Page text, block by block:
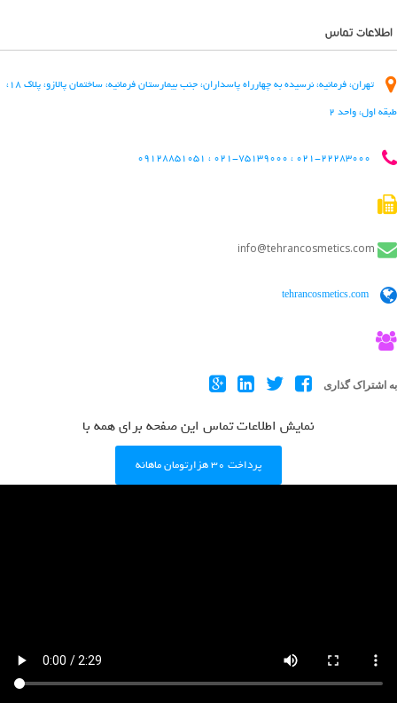
روانشناسان و روانپزشکان
لیست قیمت ها
ورود اعضا
اطلاعات تماس
تهران، فرمانیه، نرسیده به چهارراه پاسداران، جنب بیمارستان فرمانیه، ساختمان پالازو، پلاک 18،
طبقه اول، واحد 2
021-22283000 ، 021-75139000 ، 09128851051
tehrancosmetics.com
به اشتراک گذاری
نمایش اطلاعات تماس این صفحه برای همه با
پرداخت ۳۰ هزارتومان ماهانه